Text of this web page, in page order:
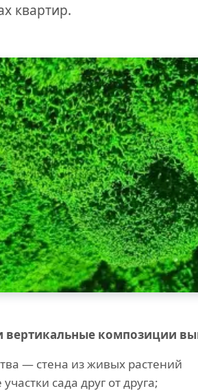
квартир.
вертикальные композиции
— стена из живых растений
сада друг от друга;